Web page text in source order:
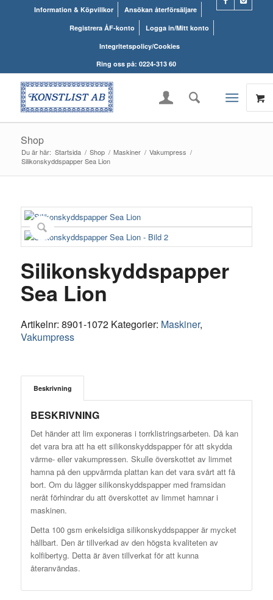
Information & Köpvillkor
Ansökan återförsäljare
Registrera ÅF-konto
Logga in/Mitt konto
Integritetspolicy/Cookies
Ring oss på: 0224-313 60
Shop
Du är här: Startsida / Shop / Maskiner / Vakumpress /
Silikonskyddspapper Sea Lion
Silikonskyddspapper
Sea Lion
Artikelnr: 8901-1072 Kategorier: Maskiner,
Vakumpress
Beskrivning
BESKRIVNING
Det händer att lim exponeras i torrklistringsarbeten. Då kan
det vara bra att ha ett silikonskyddspapper för att skydda
värme- eller vakumpressen. Skulle överskottet av limmet
hamna på den uppvärmda plattan kan det vara svårt att få
bort. Om du lägger silikonskyddspapper med framsidan
neråt förhindrar du att överskottet av limmet hamnar i
maskinen.
Detta 100 gsm enkelsidiga silikonskyddspapper är mycket
hållbart. Den är tillverkad av den högsta kvaliteten av
kolfibertyg. Detta är även tillverkat för att kunna
återanvändas.